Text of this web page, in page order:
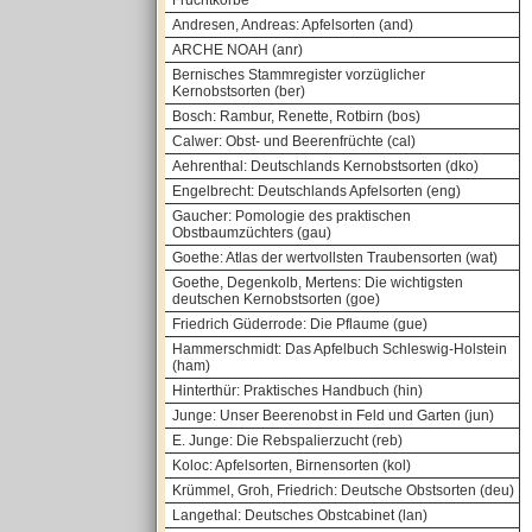
Andresen, Andreas: Apfelsorten (and)
ARCHE NOAH (anr)
Bernisches Stammregister vorzüglicher
Kernobstsorten (ber)
Bosch: Rambur, Renette, Rotbirn (bos)
Calwer: Obst- und Beerenfrüchte (cal)
Aehrenthal: Deutschlands Kernobstsorten (dko)
Engelbrecht: Deutschlands Apfelsorten (eng)
Gaucher: Pomologie des praktischen
Obstbaumzüchters (gau)
Goethe: Atlas der wertvollsten Traubensorten (wat)
Goethe, Degenkolb, Mertens: Die wichtigsten
deutschen Kernobstsorten (goe)
Friedrich Güderrode: Die Pflaume (gue)
Hammerschmidt: Das Apfelbuch Schleswig-Holstein
(ham)
Hinterthür: Praktisches Handbuch (hin)
Junge: Unser Beerenobst in Feld und Garten (jun)
E. Junge: Die Rebspalierzucht (reb)
Koloc: Apfelsorten, Birnensorten (kol)
Krümmel, Groh, Friedrich: Deutsche Obstsorten (deu)
Langethal: Deutsches Obstcabinet (lan)